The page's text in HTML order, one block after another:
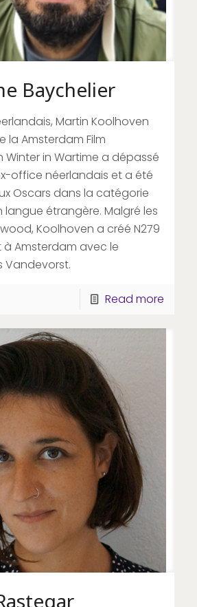
Baychelier
Martin Koolhoven
la Amsterdam Film
Winter in Wartime a dépassé
office néerlandais et a été
Oscars dans la catégorie
langue étrangère. Malgré les
Koolhoven a créé N279
à Amsterdam avec le
Vandevorst.
Read more